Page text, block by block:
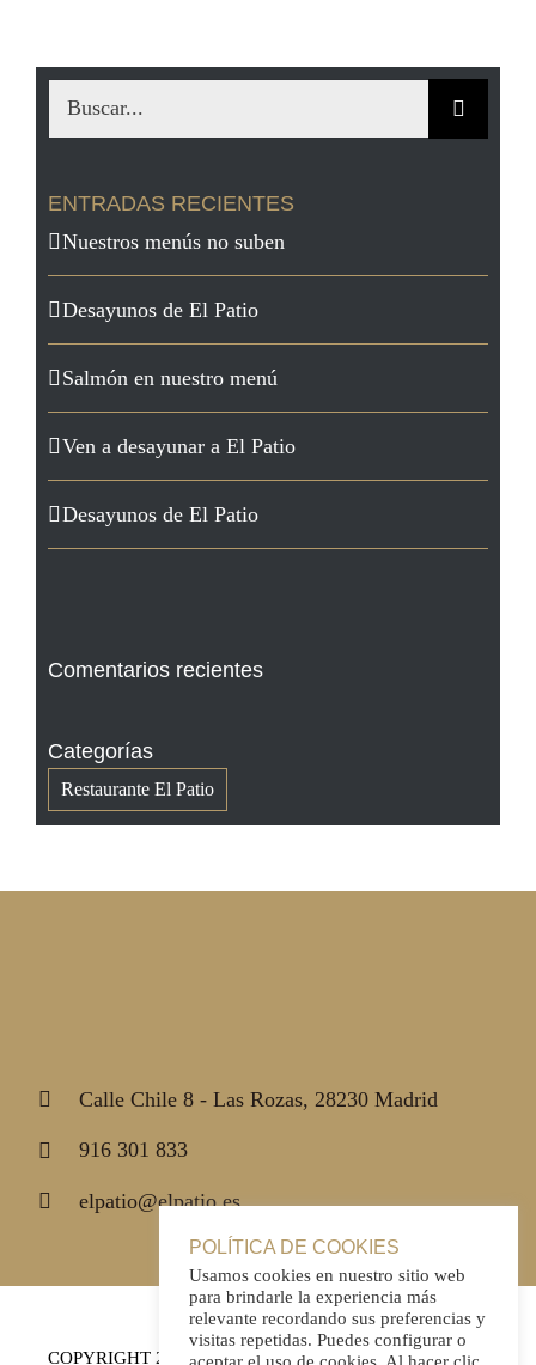
Buscar:
ENTRADAS RECIENTES
Nuestros menús no suben
Desayunos de El Patio
Salmón en nuestro menú
Ven a desayunar a El Patio
Desayunos de El Patio
Comentarios recientes
Categorías
Restaurante El Patio
Calle Chile 8 - Las Rozas, 28230 Madrid
916 301 833
elpatio@elpatio.es
COPYRIGHT 2021 | El Patio|Política de Privacidad|Aviso
POLÍTICA DE COOKIES
Usamos cookies en nuestro sitio web
para brindarle la experiencia más
relevante recordando sus preferencias y
visitas repetidas. Puedes configurar o
aceptar el uso de cookies. Al hacer clic